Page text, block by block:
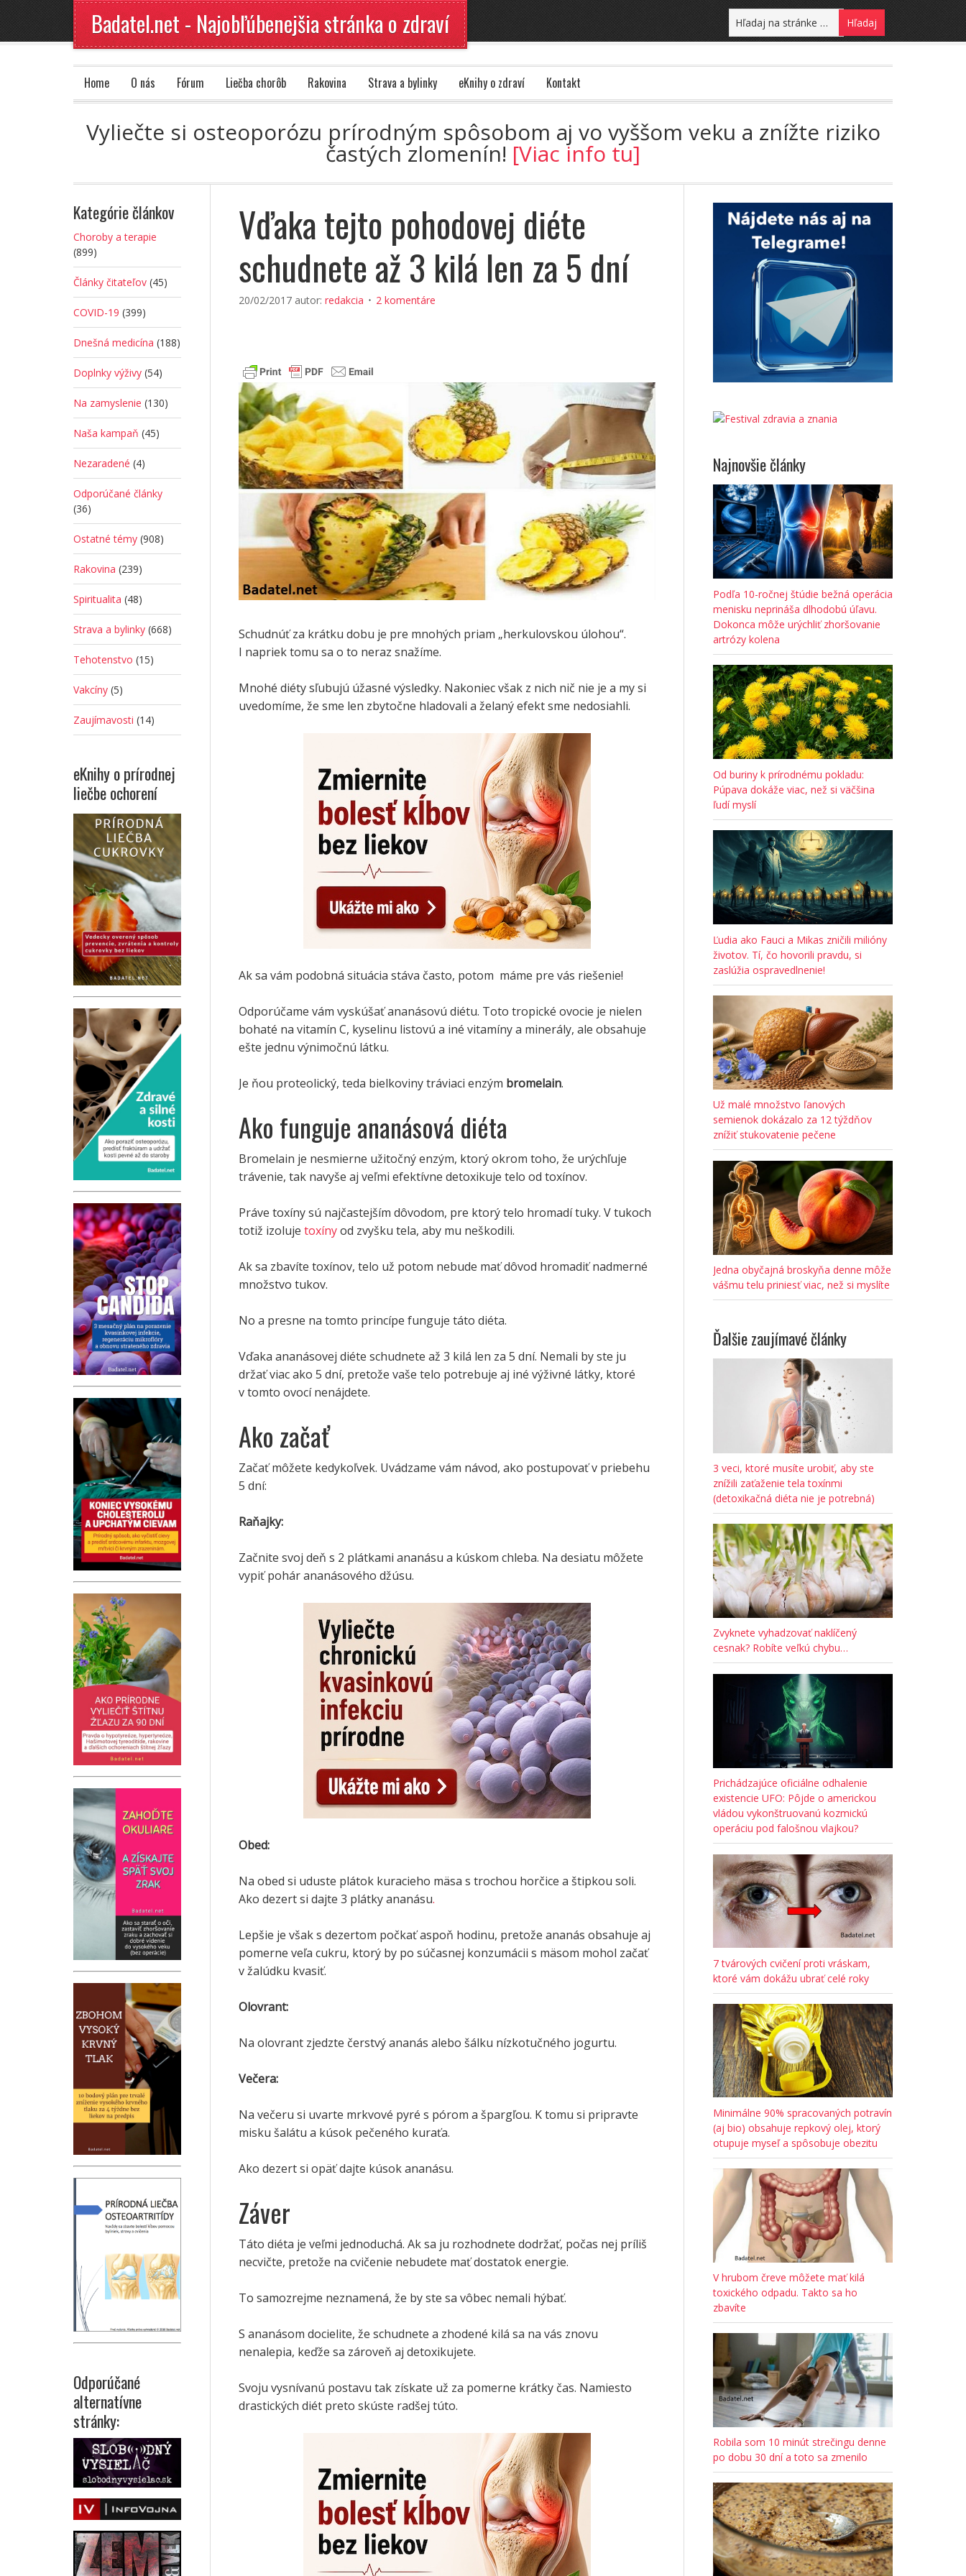
Badatel.net - Najobľúbenejšia stránka o zdraví
Home O nás Fórum Liečba chorôb Rakovina Strava a bylinky eKnihy o zdraví Kontakt
Vyliečte si osteoporózu prírodným spôsobom aj vo vyššom veku a znížte riziko
častých zlomenín! [Viac info tu]
Vďaka tejto pohodovej diéte
schudnete až 3 kilá len za 5 dní
20/02/2017 autor: redakcia 2 komentáre
Schudnúť za krátku dobu je pre mnohých priam „herkulovskou úlohou“.
I napriek tomu sa o to neraz snažíme.
Mnohé diéty sľubujú úžasné výsledky. Nakoniec však z nich nič nie je a my si
uvedomíme, že sme len zbytočne hladovali a želaný efekt sme nedosiahli.
Ak sa vám podobná situácia stáva často, potom máme pre vás riešenie!
Odporúčame vám vyskúšať ananásovú diétu. Toto tropické ovocie je nielen
bohaté na vitamín C, kyselinu listovú a iné vitamíny a minerály, ale obsahuje
ešte jednu výnimočnú látku.
Je ňou proteolický, teda bielkoviny tráviaci enzým bromelain.
Ako funguje ananásová diéta
Bromelain je nesmierne užitočný enzým, ktorý okrom toho, že urýchľuje
trávenie, tak navyše aj veľmi efektívne detoxikuje telo od toxínov.
Práve toxíny sú najčastejším dôvodom, pre ktorý telo hromadí tuky. V tukoch
totiž izoluje toxínyod zvyšku tela, aby mu neškodili.
Ak sa zbavíte toxínov, telo už potom nebude mať dôvod hromadiť nadmerné
množstvo tukov.
No a presne na tomto princípe funguje táto diéta.
Vďaka ananásovej diéte schudnete až 3 kilá len za 5 dní. Nemali by ste ju
držať viac ako 5 dní, pretože vaše telo potrebuje aj iné výživné látky, ktoré
v tomto ovocí nenájdete.
Ako začať
Začať môžete kedykoľvek. Uvádzame vám návod, ako postupovať v priebehu
5 dní:
Raňajky:
Začnite svoj deň s 2 plátkami ananásu a kúskom chleba. Na desiatu môžete
vypiť pohár ananásového džúsu.
Obed:
Na obed si uduste plátok kuracieho mäsa s trochou horčice a štipkou soli.
Ako dezert si dajte 3 plátky ananásu.
Lepšie je však s dezertom počkať aspoň hodinu, pretože ananás obsahuje aj
pomerne veľa cukru, ktorý by po súčasnej konzumácii s mäsom mohol začať
v žalúdku kvasiť.
Olovrant:
Na olovrant zjedzte čerstvý ananás alebo šálku nízkotučného jogurtu.
Večera:
Na večeru si uvarte mrkvové pyré s pórom a špargľou. K tomu si pripravte
misku šalátu a kúsok pečeného kuraťa.
Ako dezert si opäť dajte kúsok ananásu.
Záver
Táto diéta je veľmi jednoduchá. Ak sa ju rozhodnete dodržať, počas nej príliš
necvičte, pretože na cvičenie nebudete mať dostatok energie.
To samozrejme neznamená, že by ste sa vôbec nemali hýbať.
S ananásom docielite, že schudnete a zhodené kilá sa na vás znovu
nenalepia, keďže sa zároveň aj detoxikujete.
Svoju vysnívanú postavu tak získate už za pomerne krátky čas. Namiesto
drastických diét preto skúste radšej túto.
Najnovšie články
Podľa 10-ročnej štúdie bežná operácia
menisku neprináša dlhodobú úľavu.
Dokonca môže urýchliť zhoršovanie
artrózy kolena
Od buriny k prírodnému pokladu:
Púpava dokáže viac, než si väčšina
ľudí myslí
Ľudia ako Fauci a Mikas zničili milióny
životov. Tí, čo hovorili pravdu, si
zaslúžia ospravedlnenie!
Už malé množstvo ľanových
semienok dokázalo za 12 týždňov
znížiť stukovatenie pečene
Jedna obyčajná broskyňa denne môže
vášmu telu priniesť viac, než si myslíte
Ďalšie zaujímavé články
3 veci, ktoré musíte urobiť, aby ste
znížili zaťaženie tela toxínmi
(detoxikačná diéta nie je potrebná)
Zvyknete vyhadzovať naklíčený
cesnak? Robíte veľkú chybu…
Prichádzajúce oficiálne odhalenie
existencie UFO: Pôjde o americkou
vládou vykonštruovanú kozmickú
operáciu pod falošnou vlajkou?
7 tvárových cvičení proti vráskam,
ktoré vám dokážu ubrať celé roky
Minimálne 90% spracovaných potravín
(aj bio) obsahuje repkový olej, ktorý
otupuje myseľ a spôsobuje obezitu
V hrubom čreve môžete mať kilá
toxického odpadu. Takto sa ho
zbavíte
Robila som 10 minút strečingu denne
po dobu 30 dní a toto sa zmenilo
Kategórie článkov
Choroby a terapie
(899)
Články čitateľov (45)
COVID-19 (399)
Dnešná medicína (188)
Doplnky výživy (54)
Na zamyslenie (130)
Naša kampaň (45)
Nezaradené (4)
Odporúčané články
(36)
Ostatné témy (908)
Rakovina (239)
Spiritualita (48)
Strava a bylinky (668)
Tehotenstvo (15)
Vakcíny (5)
Zaujímavosti (14)
eKnihy o prírodnej
liečbe ochorení
Odporúčané
alternatívne
stránky: